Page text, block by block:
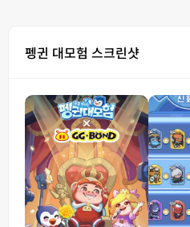
펭귄 대모험 스크린샷